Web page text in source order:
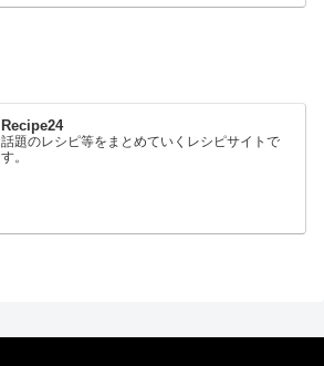
Recipe24
話題のレシピ等をまとめていくレシピサイトで
す。